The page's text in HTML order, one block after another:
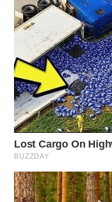
WN
BOROBUDUR
WN
MADURA
WN
SURABAYA
WN
NATUNA
WN
BINTAN